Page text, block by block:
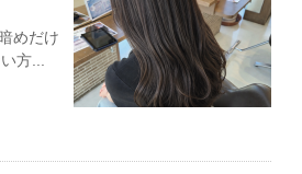
めだけ
方...